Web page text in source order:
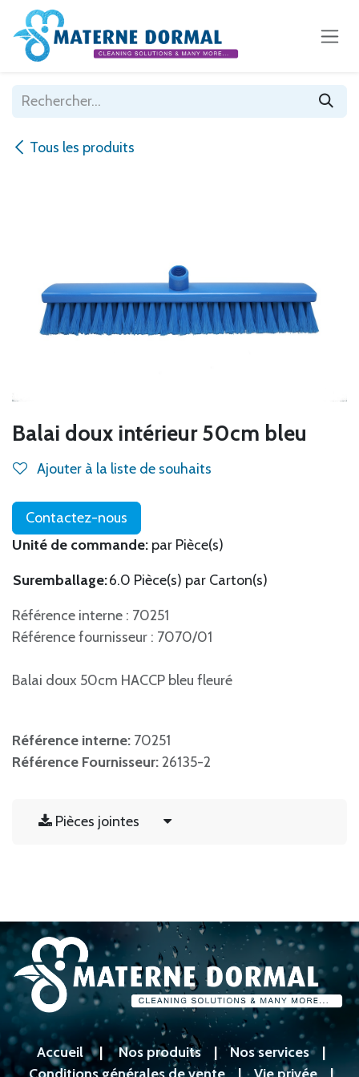
Se rendre au contenu
Tous les produits
Balai doux intérieur 50cm bleu
Ajouter à la liste de souhaits
Contactez-nous
Unité de commande: par Pièce(s)
Suremballage:6.0 Pièce(s) par Carton(s)
Référence interne : 70251
Référence fournisseur : 7070/01
Balai doux 50cm HACCP bleu fleuré
Référence interne: 70251
Référence Fournisseur:26135-2
Pièces jointes
Accueil|Nos produits|Nos services|